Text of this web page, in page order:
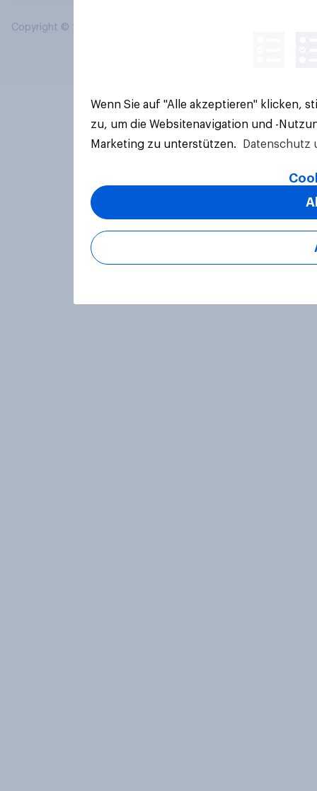
Copyright © 2026 YouGov PLC. Alle Rechte vorbehalten.
Wenn Sie auf "Alle akzeptieren" klicken,
zu, um die Websitenavigation und -
Marketing zu unterstützen.
Datenschutz